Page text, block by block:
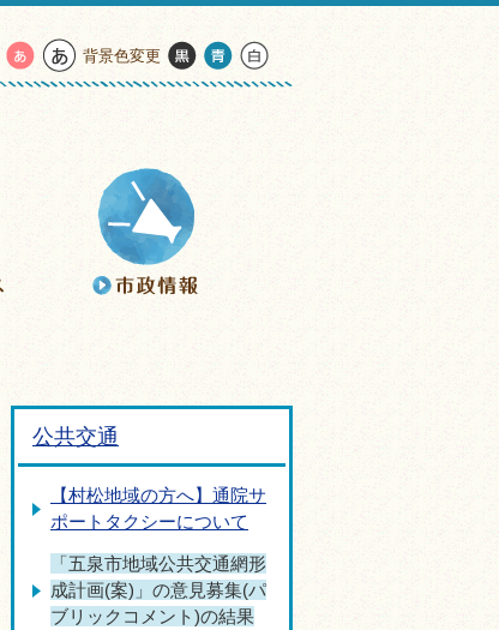
背景色変更
公共交通
【村松地域の方へ】通院サ
ポートタクシーについて
「五泉市地域公共交通網形
成計画(案)」の意見募集(パ
ブリックコメント)の結果